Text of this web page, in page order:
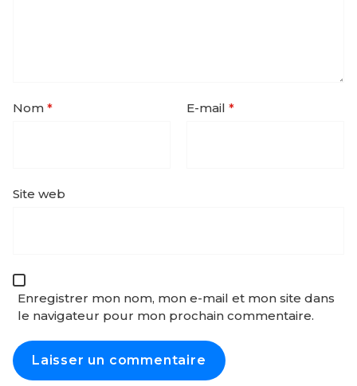
Nom * E-mail *
Site web
Enregistrer mon nom, mon e-mail et mon site dans
le navigateur pour mon prochain commentaire.